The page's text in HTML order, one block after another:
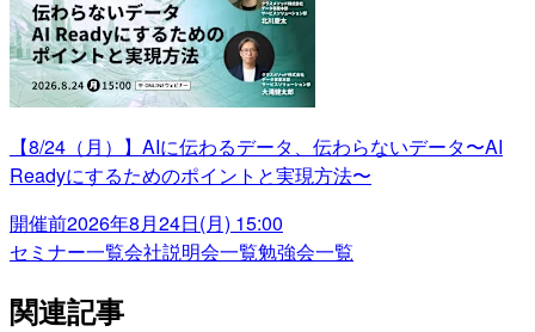
【8/24（月）】AIに伝わるデータ、伝わらないデータ〜AI
Readyにするためのポイントと実現方法〜
開催前2026年8月24日(月) 15:00
セミナー一覧会社説明会一覧勉強会一覧
関連記事